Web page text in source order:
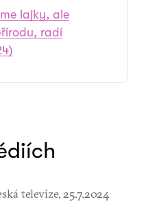
lajky, ale
radí
televize, 25.7.2024